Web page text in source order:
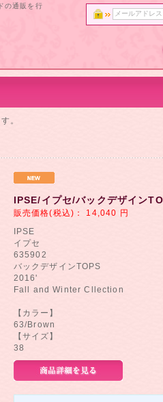
の通販を行
。
IPSE/イプセ/バックデザイン
販売価格(税込)： 14,040 円
IPSE
イプセ
635902
バックデザインTOPS
2016'
Fall and Winter Cllection
【カラー】
63/Brown
【サイズ】
38